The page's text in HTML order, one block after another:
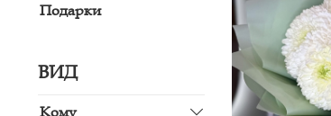
Подарки
ВИД
Кому